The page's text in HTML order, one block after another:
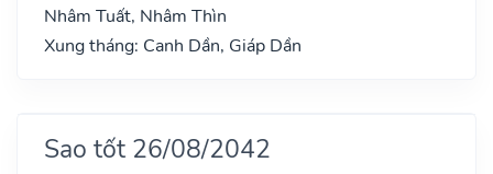
Nhâm Tuất, Nhâm Thìn
Xung tháng: Canh Dần, Giáp Dần
Sao tốt 26/08/2042